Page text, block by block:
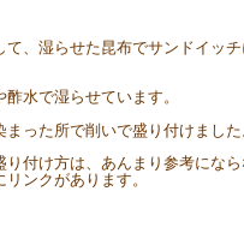
て、湿らせた昆布でサンドイッ
水で湿らせています。
った所で削いで盛り付けました
付け方は、あんまり参考にな
ンクがあります。